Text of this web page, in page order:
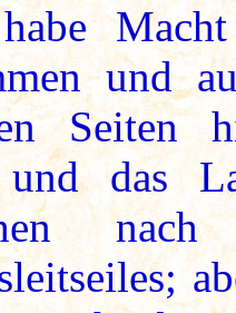
Macht
und
Seiten
und das